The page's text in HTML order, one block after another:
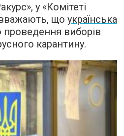
у «Комітеті
вважають, що українська
проведення виборів
карантину.